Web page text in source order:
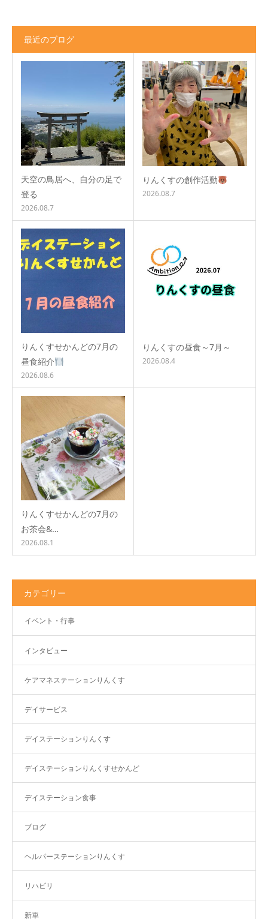
最近のブログ
天空の鳥居へ、自分の足で
登る
2026.08.7
りんくすの創作活動
2026.08.7
りんくすせかんどの7月の
昼食紹介
2026.08.6
りんくすの昼食～7月～
2026.08.4
りんくすせかんどの7月の
お茶会&…
2026.08.1
カテゴリー
イベント・行事
インタビュー
ケアマネステーションりんくす
デイサービス
デイステーションりんくす
デイステーションりんくすせかんど
デイステーション食事
ブログ
ヘルパーステーションりんくす
リハビリ
新車